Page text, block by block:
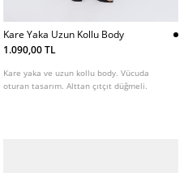
Kare Yaka Uzun Kollu Body
1.090,00 TL
Kare yaka ve uzun kollu body. Vücuda
oturan tasarım. Alttan çıtçıt düğmeli.